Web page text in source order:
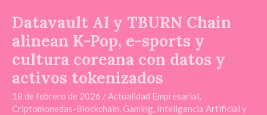
Datavault AI y TBURN Chain
alinean K-Pop, e-sports y
cultura coreana con datos y
activos tokenizados
18 de febrero de 2026 /Actualidad Empresarial,
Criptomonedas-Blockchain,Gaming, Inteligencia Artificial y
K-
Pop,
sports
y
cultura
coreana